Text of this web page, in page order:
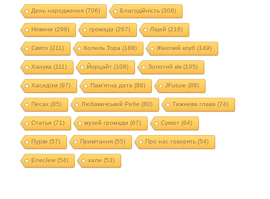
День народження(706) Благодійність(308)
Новини (299) громада (267) Ліцей (216)
Свято (211) Колель Тора (188) Жіночий клуб (149)
Ханука (111) Йорцайт (108) Золотий вік(105)
Хасидізм (97) Пам'ятна дата (88) JFuture (88)
Песах(85) Любавичський Ребе (80) Тижнева глава (74)
Статьи (71) музей громади (67) Суккот (64)
Пурім (57) Привітання(55) Про нас говорять(54)
EnerJew(54) хали (53)